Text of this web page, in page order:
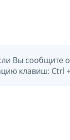
Вы сообщите
клавиш: Ctrl